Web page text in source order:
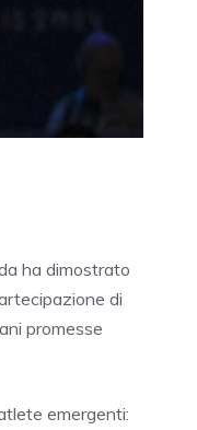
ha dimostrato
di
promesse
emergenti: